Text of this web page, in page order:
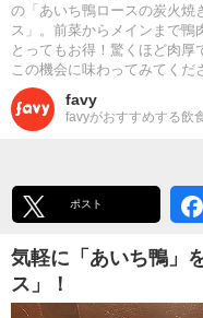
の「あいち鴨ロースの炭火焼
ス」。前菜からメインまで鴨
とってもお得！驚くほど肉厚
この機会に味わってみてくだ
favy
favyがおすすめする飲
ポスト
気軽に「あいち鴨」
ス」！